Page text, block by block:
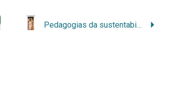
Pedagogias da sustentabilidade